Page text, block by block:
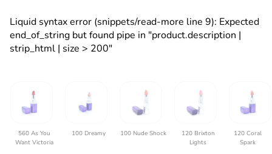
Liquid syntax error (snippets/read-more line 9): Expected
end_of_string but found pipe in "product.description |
strip_html | size > 200"
560 As You
Want Victoria
100 Dreamy 100 Nude Shock
120 Brixton
Lights
120 Coral
Spark